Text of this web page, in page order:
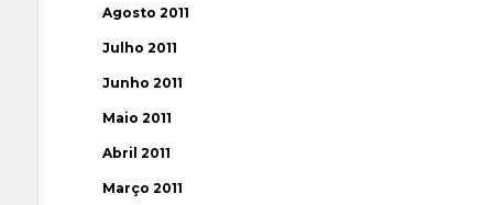
Agosto 2011
Julho 2011
Junho 2011
Maio 2011
Abril 2011
Março 2011